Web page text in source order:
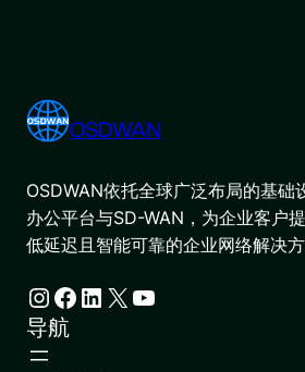
OSDWAN
OSDWAN依托全球广泛布局的基础
办公平台与SD-WAN，为企业客户
低延迟且智能可靠的企业网络解决方
Instagram Facebook LinkedIn X YouTube
导航